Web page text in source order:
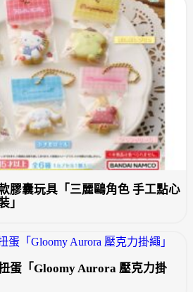
膠囊玩具「三麗鷗角色 手工點心
」
蛋「Gloomy Aurora 壓克力掛